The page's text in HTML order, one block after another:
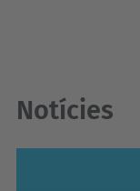
Notícies